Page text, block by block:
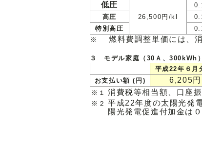
低圧
26,500円/kl
高圧
特別高圧
※
燃料費調整単価には、
３ モデル家庭（30Ａ、300kWh
平成22年６月
お支払い額 (円)
6,205円
※１ 消費税等相当額、口座
※２ 平成22年度の太陽光発
陽光発電促進付加金は０